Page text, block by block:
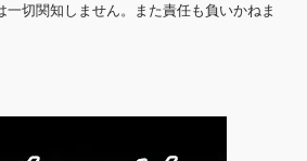
切関知しません。また責任も負いかねま